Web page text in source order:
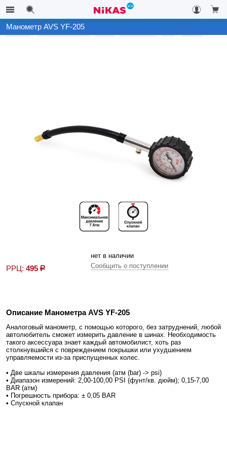
Автоэлектроника
Манометр AVS YF-205
РРЦ: 495 р
нет в наличии
Сообщить о поступлении
Описание Манометра AVS YF-205
Аналоговый манометр, с помощью которого, без затруднений, любой
автолюбитель сможет измерить давление в шинах. Необходимость
такого аксессуара знает каждый автомобилист, хоть раз
столкнувшийся с повреждением покрышки или ухудшением
управляемости из-за приспущенных колес.
• Две шкалы измерения давления (атм (bar) -> psi)
• Диапазон измерений: 2,00-100,00 PSI (фунт/кв. дюйм); 0,15-7,00
BAR (атм)
• Погрешность прибора: ± 0,05 BAR
• Спускной клапан